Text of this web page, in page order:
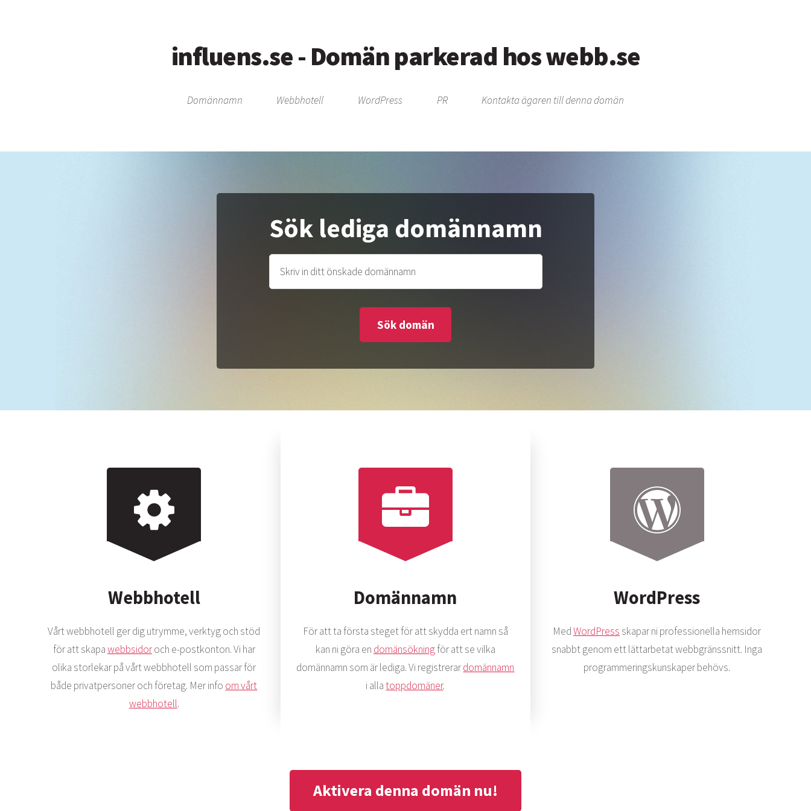
influens.se - Domän parkerad hos webb.se
Domännamn Webbhotell WordPress PR Kontakta ägaren till denna domän
Sök lediga domännamn
Webbhotell
Vårt webbhotell ger dig utrymme, verktyg och stöd
för att skapawebbsidoroch e-postkonton. Vi har
olika storlekar på vårt webbhotell som passar för
både privatpersoner och företag. Mer info om vårt
webbhotell.
Domännamn
För att ta första steget för att skydda ert namn så
kan ni göra en domänsökningför att se vilka
domännamn som är lediga. Vi registrerardomännamn
i allatoppdomäner.
WordPress
MedWordPress skapar ni professionella hemsidor
snabbt genom ett lättarbetat webbgränssnitt. Inga
programmeringskunskaper behövs.
Aktivera denna domän nu!